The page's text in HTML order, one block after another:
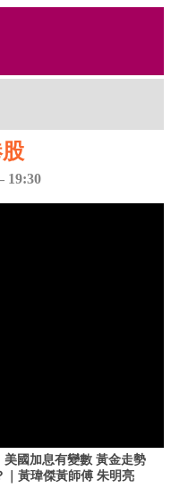
19:30
美國加息有變數 黃金走勢
｜黃瑋傑黃師傅 朱明亮